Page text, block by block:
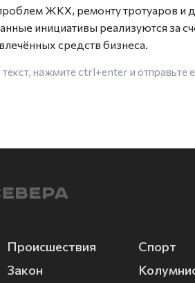
ЖКХ, ремонту тротуаров и
инициативы реализуются за
средств бизнеса.
нажмите ctrl+enterи отправьте
Происшествия
Закон
Спорт